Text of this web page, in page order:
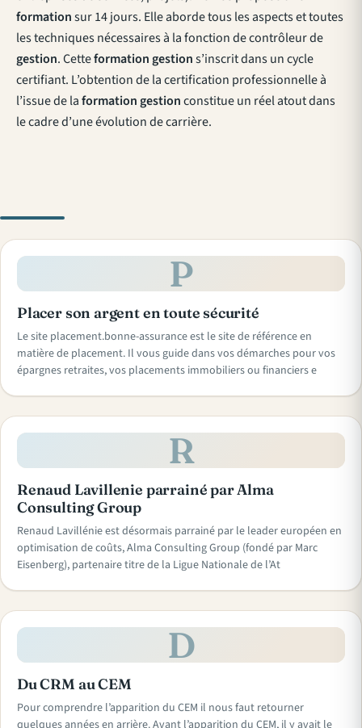
formationsur 14 jours. Elle aborde tous les aspects et toutes
les techniques nécessaires à la fonction de contrôleur de
gestion. Cetteformation gestions’inscrit dans un cycle
certifiant. L’obtention de la certification professionnelle à
l’issue de laformation gestionconstitue un réel atout dans
le cadre d’une évolution de carrière.
P
Placer son argent en toute sécurité
Le site placement.bonne-assurance est le site de référence en
matière de placement. Il vous guide dans vos démarches pour vos
épargnes retraites, vos placements immobiliers ou financiers e
R
Renaud Lavillenie parrainé par Alma
Consulting Group
Renaud Lavillénie est désormais parrainé par le leader européen en
optimisation de coûts, Alma Consulting Group (fondé par Marc
Eisenberg), partenaire titre de la Ligue Nationale de l’At
D
Du CRM au CEM
Pour comprendre l’apparition du CEM il nous faut retourner